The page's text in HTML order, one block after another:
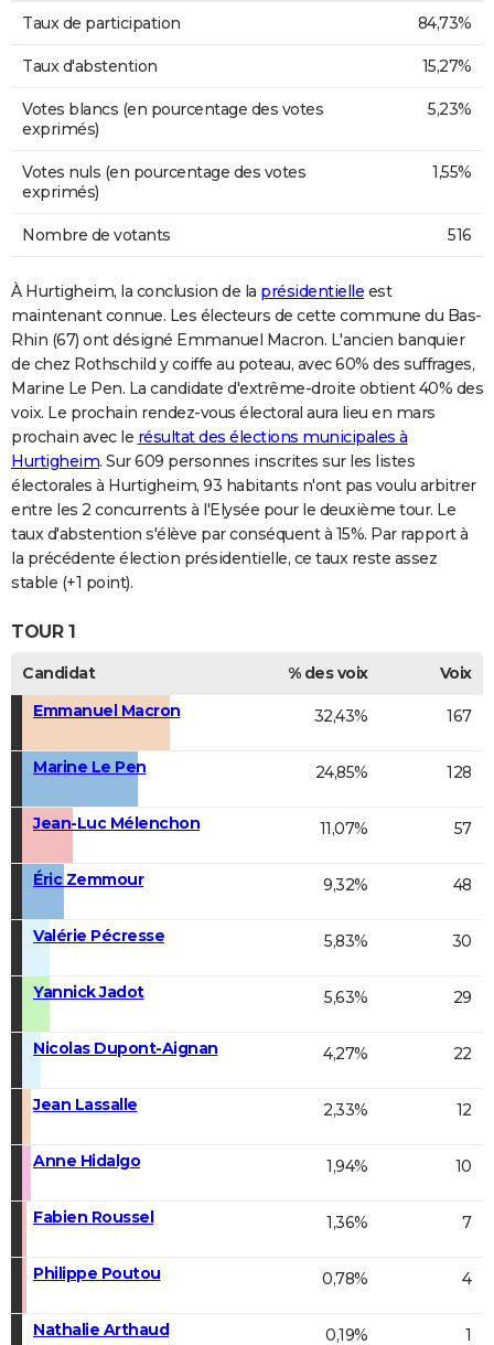
Taux de participation 84,73%
Taux d'abstention 15,27%
Votes blancs (en pourcentage des votes
exprimés)
5,23%
Votes nuls (en pourcentage des votes
exprimés)
1,55%
Nombre de votants 516
À Hurtigheim, la conclusion de la présidentielle est
maintenant connue. Les électeurs de cette commune du Bas-
Rhin (67) ont désigné Emmanuel Macron. L'ancien banquier
de chez Rothschild y coiffe au poteau, avec 60% des suffrages,
Marine Le Pen. La candidate d'extrême-droite obtient 40% des
voix. Le prochain rendez-vous électoral aura lieu en mars
prochain avec le résultat des élections municipales à
Hurtigheim. Sur 609 personnes inscrites sur les listes
électorales à Hurtigheim, 93 habitants n'ont pas voulu arbitrer
entre les 2 concurrents à l'Elysée pour le deuxième tour. Le
taux d'abstention s'élève par conséquent à 15%. Par rapport à
la précédente élection présidentielle, ce taux reste assez
stable (+1 point).
TOUR 1
Candidat % des voix
Voix
Emmanuel Macron
32,43% 167
Marine Le Pen 24,85% 128
Jean-Luc Mélenchon 11,07% 57
Éric Zemmour 9,32% 48
Valérie Pécresse 5,83% 30
Yannick Jadot 5,63% 29
Nicolas Dupont-Aignan 4,27% 22
Jean Lassalle 2,33% 12
Anne Hidalgo 1,94% 10
Fabien Roussel 1,36% 7
Philippe Poutou 0,78% 4
Nathalie Arthaud 0,19% 1